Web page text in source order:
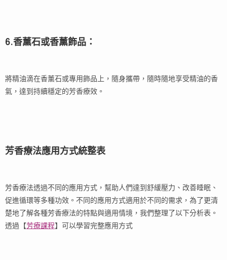
6.香薰石或香薰飾品：
將精油滴在香薰石或專用飾品上，隨身攜帶，隨時隨地享受精油的香
氣，達到持續穩定的芳香療效。
芳香療法應用方式統整表
芳香療法透過不同的應用方式，幫助人們達到舒緩壓力、改善睡眠、
促進循環等多種功效。不同的應用方式適用於不同的需求，為了更清
楚地了解各種芳香療法的特點與適用情境，我們整理了以下分析表。
透過【芳療課程】可以學習完整應用方式